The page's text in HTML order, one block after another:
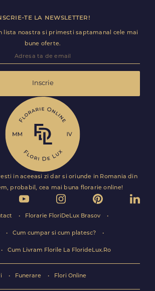
te la newsletter!
lista noastra si primesti saptamanal cele mai
bune oferte.
Inscrie
in aceeasi zi dar si oriunde in Romania din
probabil, cea mai buna florarie online!
Florarie FloriDeLux Brasov
Cum cumpar si cum platesc?
Cum Livram Florile La FlorideLux.Ro
Funerare Flori Online